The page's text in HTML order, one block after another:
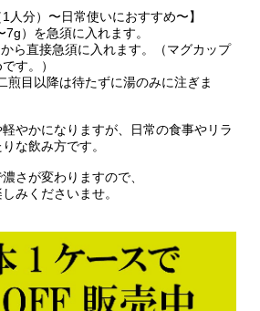
人分）〜日常使いにおすすめ〜】
）を急須に入れます。
ら直接急須に入れます。（マグカップ
す。）
煎目以降は待たずに湯のみに注ぎま
やかになりますが、日常の食事やリラ
な飲み方です。
さが変わりますので、
みくださいませ。